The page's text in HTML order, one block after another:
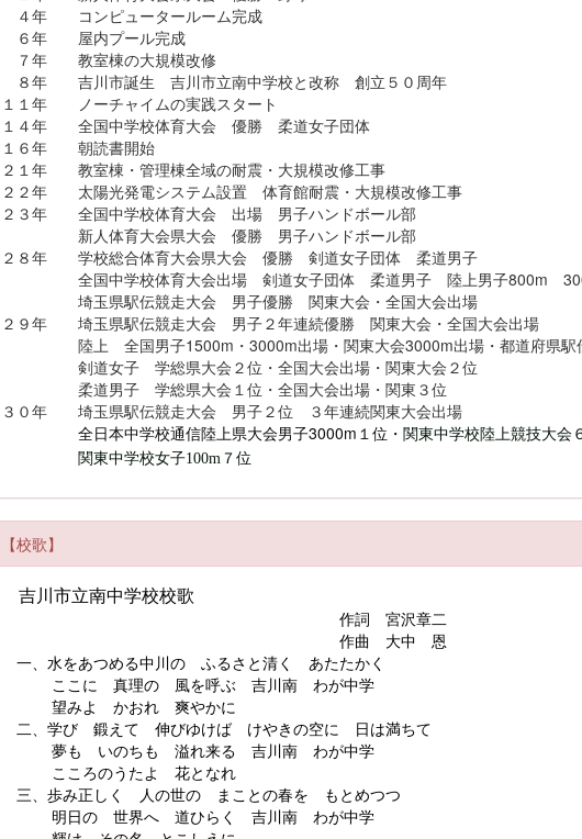
４年 コンピュータールーム完成
６年 屋内プール完成
７年 教室棟の大規模改修
８年 吉川市誕生 吉川市立南中学校と改称 創立５０周年
１１年 ノーチャイムの実践スタート
１４年 全国中学校体育大会 優勝 柔道女子団体
１６年 朝読書開始
２１年 教室棟・管理棟全域の耐震・大規模改修工事
２２年 太陽光発電システム設置 体育館耐震・大規模改修工事
２３年 全国中学校体育大会 出場 男子ハンドボール部
新人体育大会県大会 優勝 男子ハンドボール部
２８年 学校総合体育大会県大会 優勝 剣道女子団体 柔道男子
全国中学校体育大会出場 剣道女子団体 柔道男子 陸上男子800m
埼玉県駅伝競走大会 男子優勝 関東大会・全国大会出場
２９年 埼玉県駅伝競走大会 男子２年連続優勝 関東大会・全国大会出場
陸上 全国男子1500m・3000m出場・関東大会3000m出場・都道府県駅伝
剣道女子 学総県大会２位・全国大会出場・関東大会２位
柔道男子 学総県大会１位・全国大会出場・関東３位
３０年 埼玉県駅伝競走大会 男子２位 ３年連続関東大会出場
全日本中学校通信陸上県大会男子3000m１位・ 関東中学校陸上競技大会
関東中学校女子100m７位
【校歌】
吉川市立南中学校校歌
作詞 宮沢章二
作曲 大中 恩
一、水をあつめる中川の ふるさと清く あたたかく
ここに 真理の 風を呼ぶ 吉川南 わが中学
望みよ かおれ 爽やかに
二、学び 鍛えて 伸びゆけば けやきの空に 日は満ちて
夢も いのちも 溢れ来る 吉川南 わが中学
こころのうたよ 花となれ
三、歩み正しく 人の世の まことの春を もとめつつ
明日の 世界へ 道ひらく 吉川南 わが中学